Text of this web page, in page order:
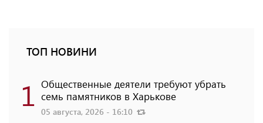
ТОП НОВИНИ
1 Общественные деятели требуют убрать
семь памятников в Харькове
05 августа, 2026 - 16:10